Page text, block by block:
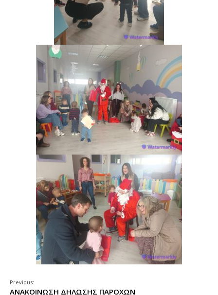
Previous:
ΑΝΑΚΟΙΝΩΣΗ ΔΗΛΩΣΗΣ ΠΑΡΟΧΩΝ